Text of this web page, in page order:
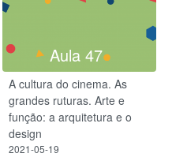
Aula 47
A cultura do cinema. As
grandes ruturas. Arte e
função: a arquitetura e o
design
2021-05-19